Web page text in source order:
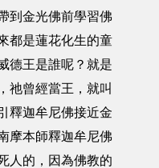
到金光佛前學習佛
都是蓮花化生的童
德王是誰呢？就是
祂曾經當王，就叫
釋迦牟尼佛接近金
摩本師釋迦牟尼佛
人的，因為佛教的